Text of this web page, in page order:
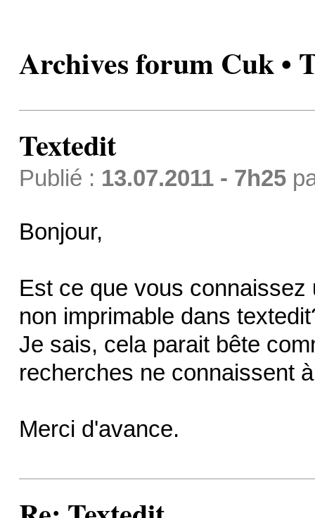
Archives forum Cuk •
Textedit
Publié : 13.07.2011 - 7h25
Bonjour,
Est ce que vous
non imprimable dans
Je sais, cela parait bête
recherches ne connaissent
Merci d'avance.